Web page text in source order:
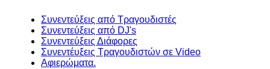
Συνεντεύξεις από Τραγουδιστές
Συνεντεύξεις από DJ's
Συνεντεύξεις Διάφορες
Συνεντέυξεις Τραγουδιστών σε Video
Αφιερώματα.